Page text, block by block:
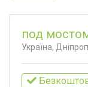
под
Україна,